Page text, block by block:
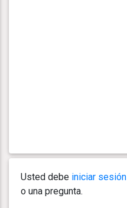
Usted debe iniciar sesión
o una pregunta.